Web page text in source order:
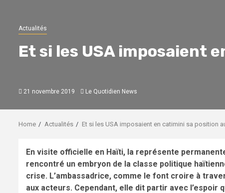
Actualités
Et si les USA imposaient
21 novembre 2019 Le Quotidien News
Home Actualités Et si les USA imposaient en catimini sa position
En visite officielle en Haïti, la représente
rencontré un embryon de la classe politique
crise. L’ambassadrice, comme le font croire à
aux acteurs. Cependant, elle dit partir avec